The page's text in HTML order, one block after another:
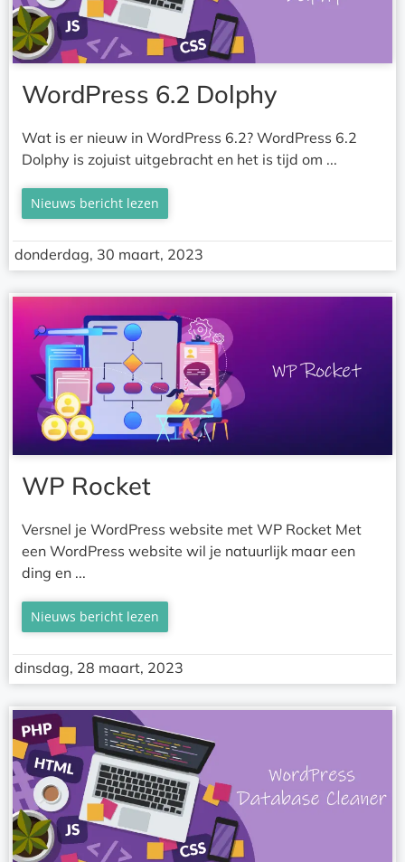
WordPress 6.2 Dolphy
Wat is er nieuw in WordPress 6.2? WordPress 6.2
Dolphy is zojuist uitgebracht en het is tijd om ...
Nieuws bericht lezen
donderdag, 30 maart, 2023
WP Rocket
Versnel je WordPress website met WP Rocket Met
een WordPress website wil je natuurlijk maar een
ding en ...
Nieuws bericht lezen
dinsdag, 28 maart, 2023